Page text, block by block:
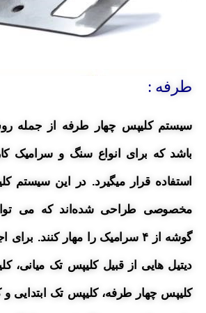
طرفه :
سیستم کلیپس چهار طرفه از جمله
باشد که برای انواع سنگ و سرامیک
استفاده قرار میگیرد. در این سیستم
مخصوصی طراحی شده‌اند که می
گوشه از ۴ سرامیک را مهار کنند. برای
دیتیل هایی از قبیلکلیپس تک میانی،
کلیپس چهار طرفه، کلیپس تک ابتدایی و